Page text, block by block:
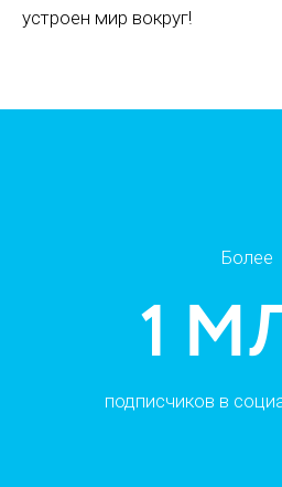
устроен мир вокруг!
Более
15
просмотров